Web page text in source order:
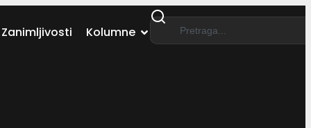
Zanimljivosti Kolumne